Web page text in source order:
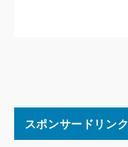
スポンサードリンク